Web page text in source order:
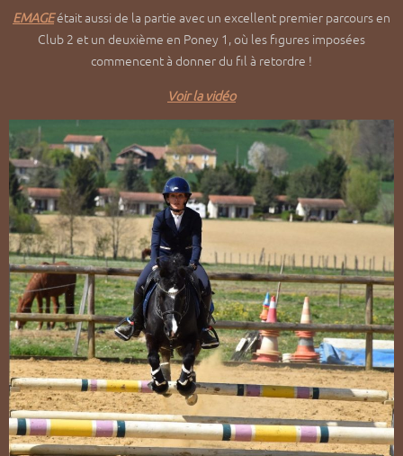
EMAGEétait aussi de la partie avec un excellent premier parcours en
Club 2 et un deuxième en Poney 1, où les figures imposées
commencent à donner du fil à retordre !
Voir la vidéo